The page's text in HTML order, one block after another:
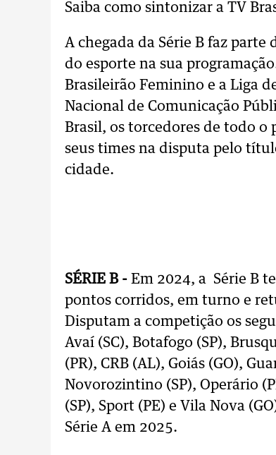
Saiba como sintonizar a TV
A chegada da Série B faz parte
do esporte na sua
Brasileirão Feminino e a Liga
Nacional de Comunicação
Brasil, os torcedores de todo o
seus times na disputa pelo
cidade.
SÉRIE B - Em 2024, a Série B
pontos corridos, em turno e
Disputam a competição os
Avaí (SC), Botafogo (SP),
(PR), CRB (AL), Goiás (GO),
Novorozintino (SP), Operário
(SP), Sport (PE) e Vila Nova
Série A em 2025.